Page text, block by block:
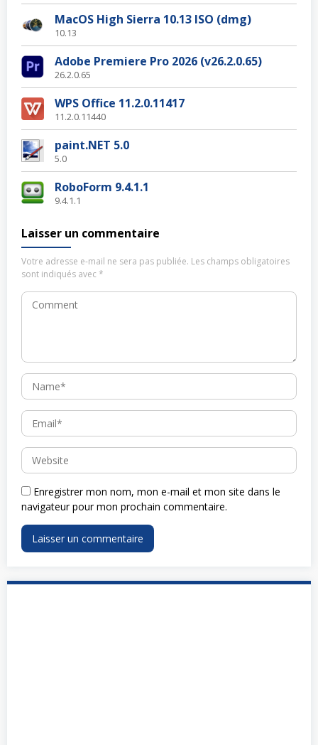
MacOS High Sierra 10.13 ISO (dmg)
10.13
Adobe Premiere Pro 2026 (v26.2.0.65)
26.2.0.65
WPS Office 11.2.0.11417
11.2.0.11440
paint.NET 5.0
5.0
RoboForm 9.4.1.1
9.4.1.1
Laisser un commentaire
Votre adresse e-mail ne sera pas publiée. Les champs obligatoires
sont indiqués avec*
Enregistrer mon nom, mon e-mail et mon site dans le
navigateur pour mon prochain commentaire.